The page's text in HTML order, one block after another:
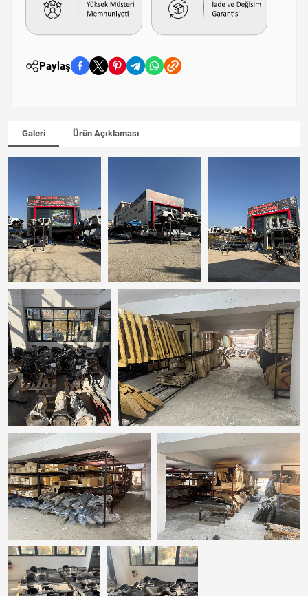
Paylaş
Galeri Ürün Açıklaması